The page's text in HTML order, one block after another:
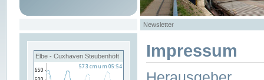
Newsletter
Elbe - Cuxhaven Steubenhöft Impressum